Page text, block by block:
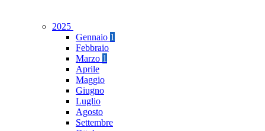
2025
Gennaio 1
Febbraio
Marzo 1
Aprile
Maggio
Giugno
Luglio
Agosto
Settembre